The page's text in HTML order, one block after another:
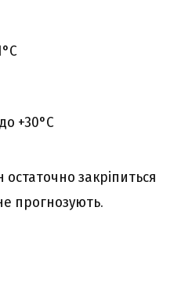
+30°C
закріпиться
прогнозують.